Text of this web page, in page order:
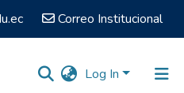
Correo Institucional
Log In